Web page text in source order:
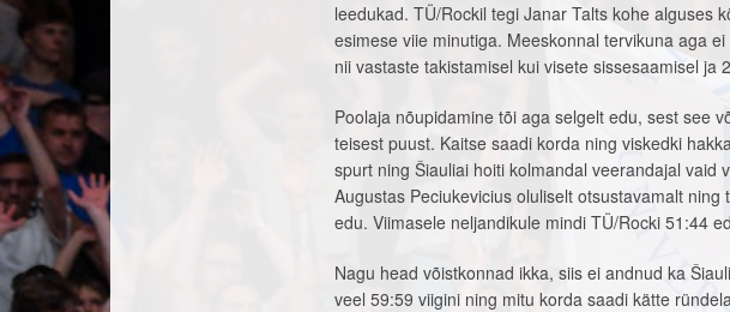
leedukad. TÜ/Rockil tegi Janar Talts kohe alguses
esimese viie minutiga. Meeskonnal tervikuna aga
nii vastaste takistamisel kui visete sissesaamisel
Poolaja nõupidamine tõi aga selgelt edu, sest see
teisest puust. Kaitse saadi korda ning viskedki
spurt ning Šiauliai hoiti kolmandal veerandajal
Augustas Peciukevicius oluliselt otsustavamalt
edu. Viimasele neljandikule mindi TÜ/Rocki 51:44
Nagu head võistkonnad ikka, siis ei andnud ka
veel 59:59 viigini ning mitu korda saadi kätte